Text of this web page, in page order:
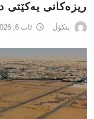
ریزه‌كانی یه‌كێتی
بنکۆڵ ئاب 6, 2026